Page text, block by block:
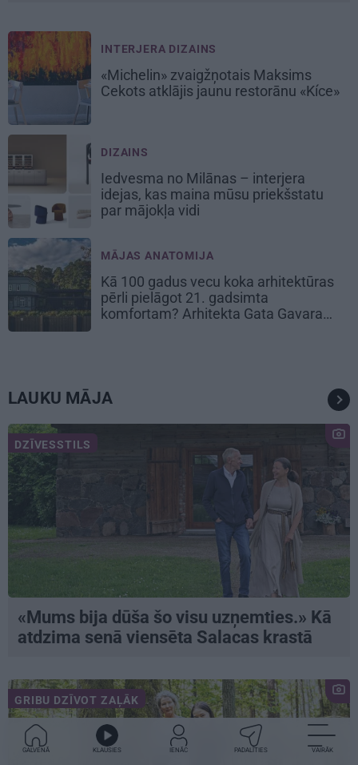
INTERJERA DIZAINS
«Michelin» zvaigžņotais Maksims
Cekots atklājis jaunu restorānu «Kíce»
DIZAINS
Iedvesma no Milānas – interjera
idejas, kas maina mūsu priekšstatu
par mājokļa vidi
MĀJAS ANATOMIJA
Kā 100 gadus vecu koka arhitektūras
pērli pielāgot 21. gadsimta
komfortam? Arhitekta Gata Gavara
LAUKU MĀJA
DZĪVESSTILS
«Mums bija dūša šo visu uzņemties.» Kā
atdzima senā viensēta Salacas krastā
GRIBU DZĪVOT ZAĻĀK
GALVENĀ KLAUSIES IENĀC PADALĪTIES VAIRĀK